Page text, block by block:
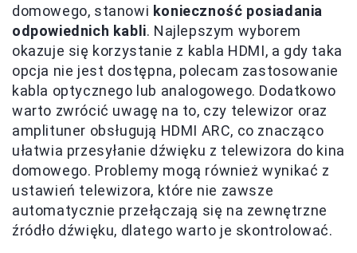
domowego, stanowi konieczność posiadania
odpowiednich kabli. Najlepszym wyborem
okazuje się korzystanie z kabla HDMI, a gdy taka
opcja nie jest dostępna, polecam zastosowanie
kabla optycznego lub analogowego. Dodatkowo
warto zwrócić uwagę na to, czy telewizor oraz
amplituner obsługują HDMI ARC, co znacząco
ułatwia przesyłanie dźwięku z telewizora do kina
domowego. Problemy mogą również wynikać z
ustawień telewizora, które nie zawsze
automatycznie przełączają się na zewnętrzne
źródło dźwięku, dlatego warto je skontrolować.